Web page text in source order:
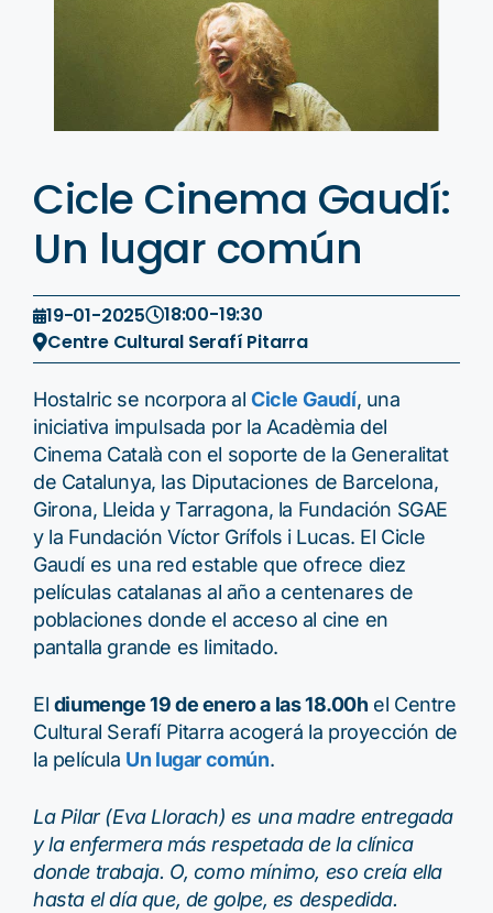
Cicle Cinema Gaudí:
Un lugar común
19-01-2025 18:00-19:30
Centre Cultural Serafí Pitarra
Hostalric se ncorpora al Cicle Gaudí, una
iniciativa impulsada por la Acadèmia del
Cinema Català con el soporte de la Generalitat
de Catalunya, las Diputaciones de Barcelona,
Girona, Lleida y Tarragona, la Fundación SGAE
y la Fundación Víctor Grífols i Lucas. El Cicle
Gaudí es una red estable que ofrece diez
películas catalanas al año a centenares de
poblaciones donde el acceso al cine en
pantalla grande es limitado.
El diumenge 19 de enero a las 18.00h el Centre
Cultural Serafí Pitarra acogerá la proyección de
la película Un lugar común.
La Pilar (Eva Llorach) es una madre entregada
y la enfermera más respetada de la clínica
donde trabaja. O, como mínimo, eso creía ella
hasta el día que, de golpe, es despedida.